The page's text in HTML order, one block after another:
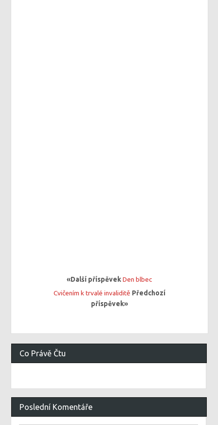
«Další příspěvekDen blbec
Cvičením k trvalé invaliditě Předchozí
příspěvek»
Co Právě Čtu
Poslední Komentáře